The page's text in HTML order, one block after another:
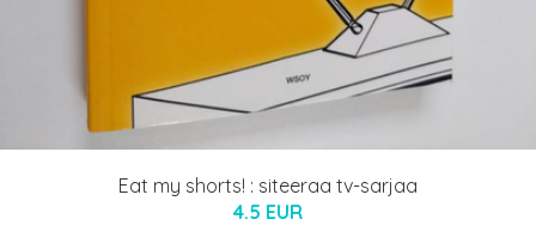
Eat my shorts! : siteeraa tv-sarjaa
4.5 EUR